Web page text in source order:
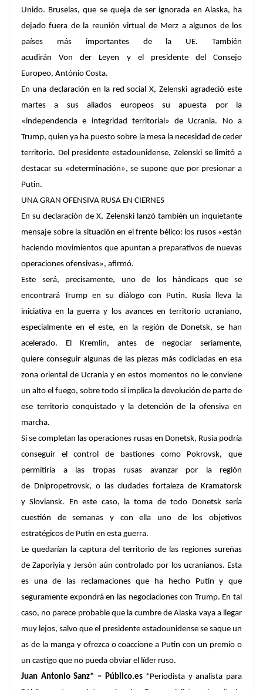
Unido. Bruselas, que se queja de ser ignorada en Alaska, ha
dejado fuera de la reunión virtual de Merz a algunos de los
países más importantes de la UE. También
acudirán Von der Leyen y el presidente del Consejo
Europeo, António Costa.
En una declaración en la red social X, Zelenski agradeció este
martes a sus aliados europeos su apuesta por la
«independencia e integridad territorial» de Ucrania. No a
Trump, quien ya ha puesto sobre la mesa la necesidad de ceder
territorio. Del presidente estadounidense, Zelenski se limitó a
destacar su «determinación», se supone que por presionar a
Putin.
UNA GRAN OFENSIVA RUSA EN CIERNES
En su declaración de X, Zelenski lanzó también un inquietante
mensaje sobre la situación en el frente bélico: los rusos «están
haciendo movimientos que apuntan a preparativos de nuevas
operaciones ofensivas», afirmó.
Este será, precisamente, uno de los hándicaps que se
encontrará Trump en su diálogo con Putin. Rusia lleva la
iniciativa en la guerra y los avances en territorio ucraniano,
especialmente en el este, en la región de Donetsk, se han
acelerado. El Kremlin, antes de negociar seriamente,
quiere conseguir algunas de las piezas más codiciadas en esa
zona oriental de Ucrania y en estos momentos no le conviene
un alto el fuego, sobre todo si implica la devolución de parte de
ese territorio conquistado y la detención de la ofensiva en
marcha.
Si se completan las operaciones rusas en Donetsk, Rusia podría
conseguir el control de bastiones como Pokrovsk, que
permitiría a las tropas rusas avanzar por la región
de Dnipropetrovsk, o las ciudades fortaleza de Kramatorsk
y Sloviansk. En este caso, la toma de todo Donetsk sería
cuestión de semanas y con ella uno de los objetivos
estratégicos de Putin en esta guerra.
Le quedarían la captura del territorio de las regiones sureñas
de Zaporiyia y Jersón aún controlado por los ucranianos. Esta
es una de las reclamaciones que ha hecho Putin y que
seguramente expondrá en las negociaciones con Trump. En tal
caso, no parece probable que la cumbre de Alaska vaya a llegar
muy lejos, salvo que el presidente estadounidense se saque un
as de la manga y ofrezca o coaccione a Putin con un premio o
un castigo que no pueda obviar el líder ruso.
Juan Antonio Sanz* – Público.es *Periodista y analista para